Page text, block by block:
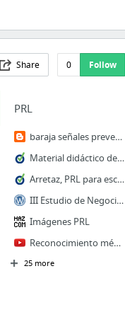
Share 0 Follow
PRL
baraja señales prevención
Material didáctico de PRL para la Formación Profesional elaborado por el INSST
Arretaz, PRL para escolares
III Estudio de Negociación Colectiva sobre PRL | AEPSAL
Imágenes PRL
Reconocimiento médico laboral
25 more